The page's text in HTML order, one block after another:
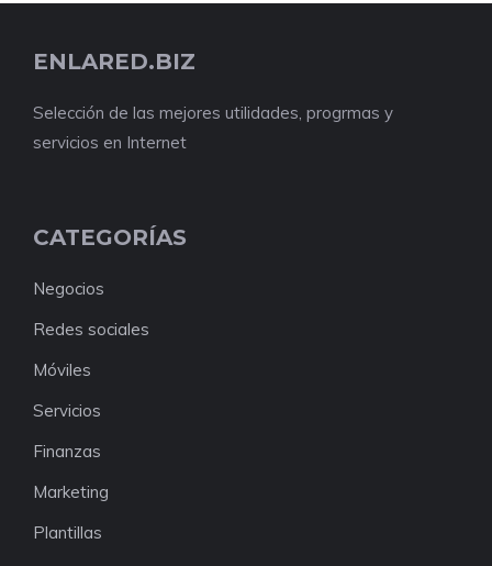
ENLARED.BIZ
Selección de las mejores utilidades, progrmas y
servicios en Internet
CATEGORÍAS
Negocios
Redes sociales
Móviles
Servicios
Finanzas
Marketing
Plantillas